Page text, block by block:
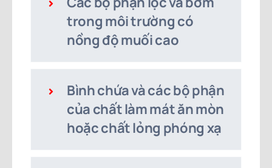
trong môi trường có
nồng độ muối cao
Bình chứa và các bộ phận
của chất làm mát ăn mòn
hoặc chất lỏng phóng xạ